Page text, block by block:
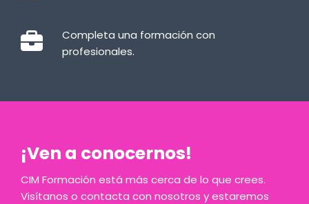
Completa una formación con
profesionales.
¡Ven a conocernos!
CIM Formación está más cerca de lo que crees.
Visítanos o contacta con nosotros y estaremos